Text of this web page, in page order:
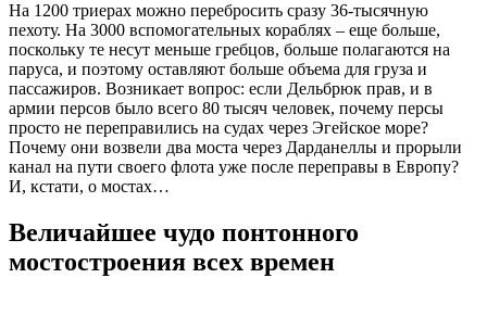
На 1200 триерах можно перебросить сразу 36-тысячную
пехоту. На 3000 вспомогательных кораблях – еще больше,
поскольку те несут меньше гребцов, больше полагаются на
паруса, и поэтому оставляют больше объема для груза и
пассажиров. Возникает вопрос: если Дельбрюк прав, и в
армии персов было всего 80 тысяч человек, почему персы
просто не переправились на судах через Эгейское море?
Почему они возвели два моста через Дарданеллы и прорыли
канал на пути своего флота уже после переправы в Европу?
И, кстати, о мостах…
Величайшее чудо понтонного
мостостроения всех времен